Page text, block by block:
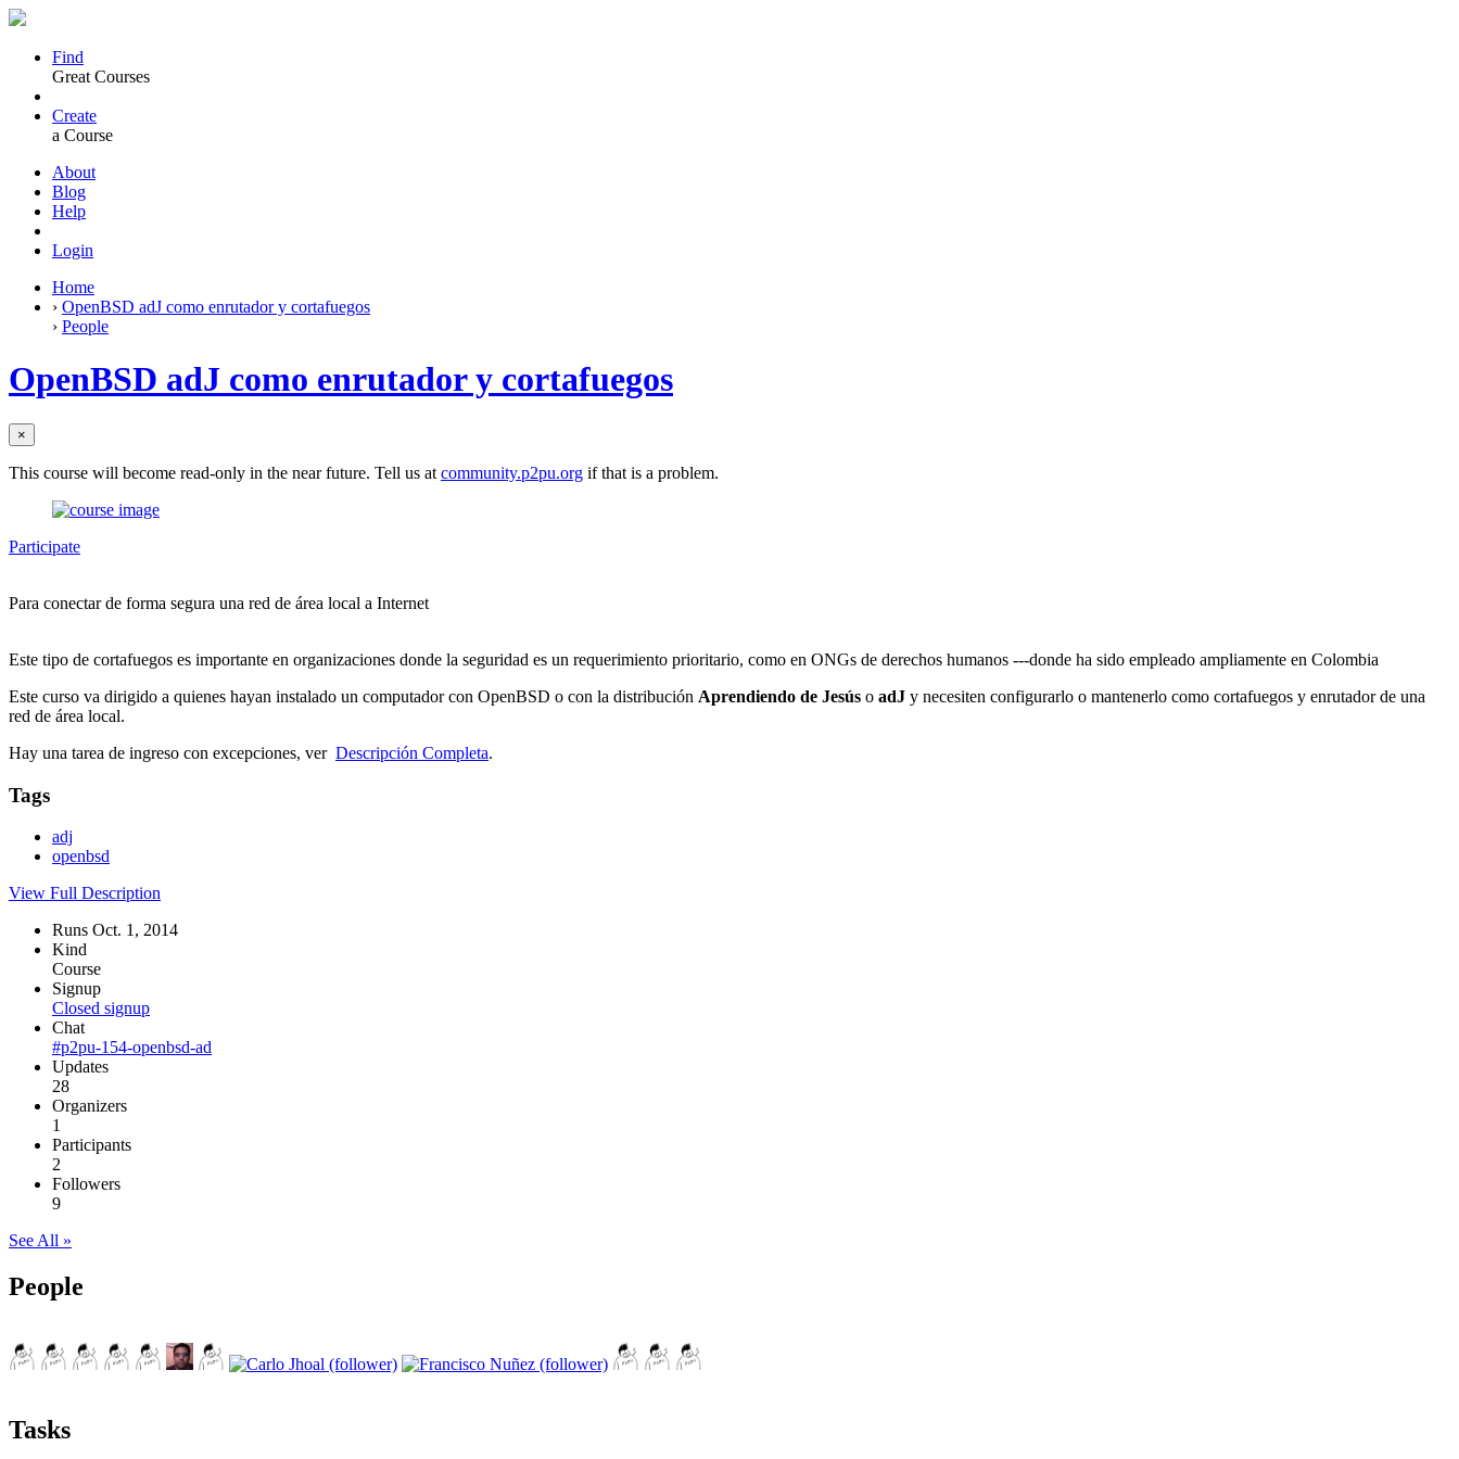
Find
Great Courses
Create
a Course
About
Blog
Help
Login
Home
› OpenBSD adJ como enrutador y cortafuegos
› People
OpenBSD adJ como enrutador y cortafuegos
×
This course will become read-only in the near future. Tell us at community.p2pu.org if that is a problem.
Participate
Para conectar de forma segura una red de área local a Internet
Este tipo de cortafuegos es importante en organizaciones donde la seguridad es un requerimiento prioritario, como en ONGs de derechos humanos ---donde ha sido empleado ampliamente en Colombia
Este curso va dirigido a quienes hayan instalado un computador con OpenBSD o con la distribución Aprendiendo de Jesús o adJ y necesiten configurarlo o mantenerlo como cortafuegos y enrutador de una
red de área local.
Hay una tarea de ingreso con excepciones, ver Descripción Completa.
Tags
adj
openbsd
View Full Description
Runs Oct. 1, 2014
Kind
Course
Signup
Closed signup
Chat
#p2pu-154-openbsd-ad
Updates
28
Organizers
1
Participants
2
Followers
9
See All »
People
Tasks